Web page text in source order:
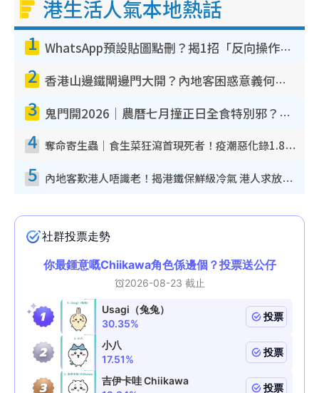
港生活人氣本地熱話
1 WhatsApp預設貼圖點刪？揭1招「反向操作」還原簡潔介面 附3步實測教學
2 香港山邊鐵閘邊門大開？內地客困惑意義何在！網民神回覆：呢種叫法理性防禦
3 鬼門開2026｜農曆七月撞正日全食特別邪？專家警告切忌做一事！揭4大禁忌+2招保平安
4 奪命寄生蟲｜食生菜狂瀉首現死者！疫潮惡化錄1.8萬宗病例 揭洗菜3大謬誤
5 內地客歎港人唔識老！揭港鐵保鮮級冷氣 港人求放過：咪投訴